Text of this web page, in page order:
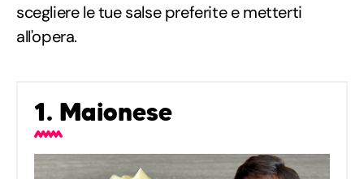
scegliere le tue salse preferite e metterti
all'opera.
1. Maionese